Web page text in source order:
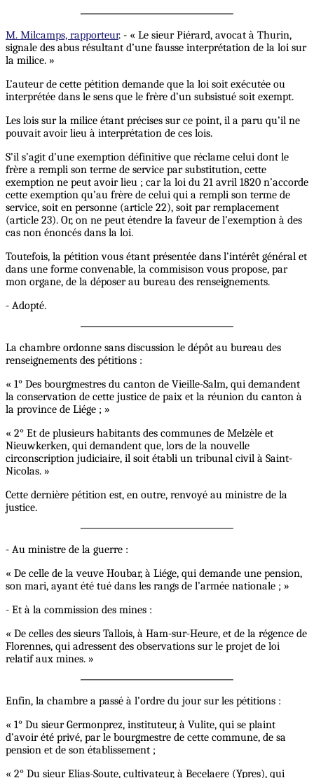
M. Milcamps, rapporteur. - « Le sieur Piérard, avocat à Thurin,
signale des abus résultant d’une fausse interprétation de la loi sur
la milice. »
L’auteur de cette pétition demande que la loi soit exécutée ou
interprétée dans le sens que le frère d’un subsistué soit exempt.
Les lois sur la milice étant précises sur ce point, il a paru qu’il ne
pouvait avoir lieu à interprétation de ces lois.
S’il s’agit d’une exemption définitive que réclame celui dont le
frère a rempli son terme de service par substitution, cette
exemption ne peut avoir lieu ; car la loi du 21 avril 1820 n’accorde
cette exemption qu’au frère de celui qui a rempli son terme de
service, soit en personne (article 22), soit par remplacement
(article 23). Or, on ne peut étendre la faveur de l’exemption à des
cas non énoncés dans la loi.
Toutefois, la pétition vous étant présentée dans l’intérêt général et
dans une forme convenable, la commisison vous propose, par
mon organe, de la déposer au bureau des renseignements.
- Adopté.
La chambre ordonne sans discussion le dépôt au bureau des
renseignements des pétitions :
« 1° Des bourgmestres du canton de Vieille-Salm, qui demandent
la conservation de cette justice de paix et la réunion du canton à
la province de Liége ; »
« 2° Et de plusieurs habitants des communes de Melzèle et
Nieuwkerken, qui demandent que, lors de la nouvelle
circonscription judiciaire, il soit établi un tribunal civil à Saint-
Nicolas. »
Cette dernière pétition est, en outre, renvoyé au ministre de la
justice.
- Au ministre de la guerre :
« De celle de la veuve Houbar, à Liége, qui demande une pension,
son mari, ayant été tué dans les rangs de l’armée nationale ; »
- Et à la commission des mines :
« De celles des sieurs Tallois, à Ham-sur-Heure, et de la régence de
Florennes, qui adressent des observations sur le projet de loi
relatif aux mines. »
Enfin, la chambre a passé à l’ordre du jour sur les pétitions :
« 1° Du sieur Germonprez, instituteur, à Vulite, qui se plaint
d’avoir été privé, par le bourgmestre de cette commune, de sa
pension et de son établissement ;
« 2° Du sieur Elias-Soute, cultivateur, à Becelaere (Ypres), qui